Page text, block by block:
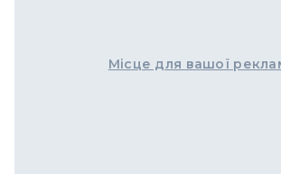
Місце для вашої